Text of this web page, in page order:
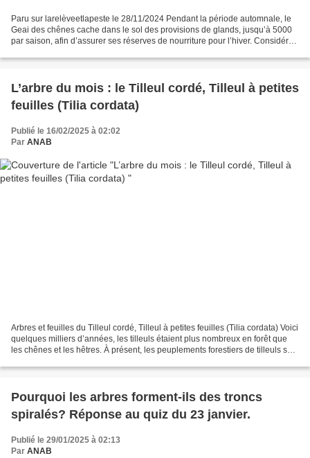
Paru sur larelèveetlapeste le 28/11/2024 Pendant la période automnale, le
Geai des chênes cache dans le sol des provisions de glands, jusqu’à 5000
par saison, afin d’assurer ses réserves de nourriture pour l’hiver. Considéré
L’arbre du mois : le Tilleul cordé, Tilleul à petites
feuilles (Tilia cordata)
Publié le 16/02/2025 à 02:02
Par ANAB
Arbres et feuilles du Tilleul cordé, Tilleul à petites feuilles (Tilia cordata) Voici
quelques milliers d’années, les tilleuls étaient plus nombreux en forêt que
les chênes et les hêtres. À présent, les peuplements forestiers de tilleuls sont
Pourquoi les arbres forment-ils des troncs
spiralés? Réponse au quiz du 23 janvier.
Publié le 29/01/2025 à 02:13
Par ANAB